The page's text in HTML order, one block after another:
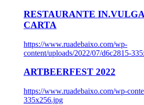
RESTAURANTE
CARTA
https://www.ruadebaixo.com/wp-
content/uploads/2022/07/d6c2815-
ARTBEERFEST 2022
https://www.ruadebaixo.com/wp-
335x256.jpg